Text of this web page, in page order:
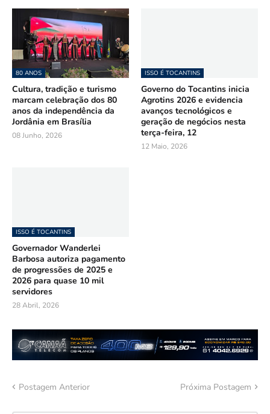
80 ANOS
Cultura, tradição e turismo
marcam celebração dos 80
anos da independência da
Jordânia em Brasília
08 Junho, 2026
ISSO É TOCANTINS
Governo do Tocantins inicia
Agrotins 2026 e evidencia
avanços tecnológicos e
geração de negócios nesta
terça-feira, 12
12 Maio, 2026
ISSO É TOCANTINS
Governador Wanderlei
Barbosa autoriza pagamento
de progressões de 2025 e
2026 para quase 10 mil
servidores
28 Abril, 2026
Postagem Anterior Próxima Postagem